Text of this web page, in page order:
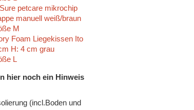
petcare mikrochip
manuell weiß/braun
M
Foam Liegekissen Ito
H: 4 cm grau
L
hier noch ein Hinweis
(incl.Boden und